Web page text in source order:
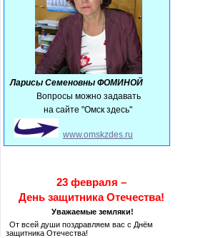
Ларисы Семеновны ФОМИНОЙ
Вопросы можно задавать
на сайте "Омск здесь"
www.omskzdes.ru
23 февраля –
День защитника Отечества!
Уважаемые земляки!
От всей души поздравляем вас с Днём
защитника Отечества!